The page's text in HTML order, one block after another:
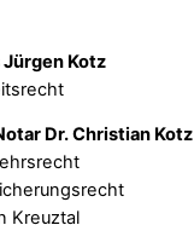
Kotz
Dr. Christian Kotz
Kreuztal